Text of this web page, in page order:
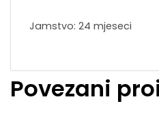
Jamstvo: 24 mjeseci
Povezani